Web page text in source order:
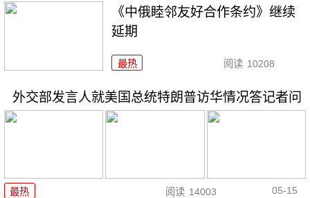
《中俄睦邻友好合作条约》继续
延期
最热 阅读 10208
外交部发言人就美国总统特朗普访华情况答记者问
最热 阅读 14003 05-15